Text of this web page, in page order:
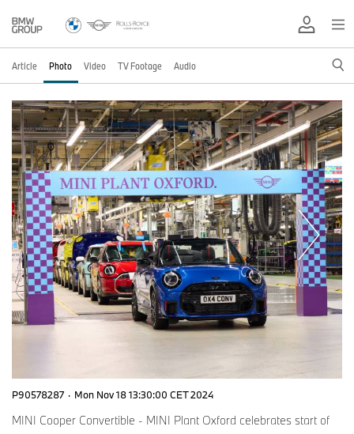
Article Photo Video TV Footage Audio
P90578287 · Mon Nov 18 13:30:00 CET 2024
MINI Cooper Convertible - MINI Plant Oxford celebrates start of